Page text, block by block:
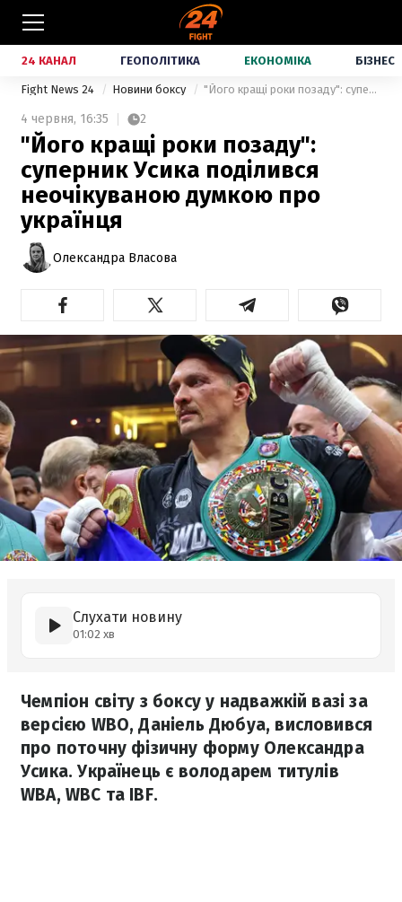
24 КАНАЛ ГЕОПОЛІТИКА ЕКОНОМІКА БІЗНЕС
Fight News 24 Новини боксу "Його кращі роки позаду": суперник Усика поділився неочікуваною думкою про українця
4 червня, 16:35 2
"Його кращі роки позаду":
суперник Усика поділився
неочікуваною думкою про
українця
Олександра Власова
Слухати новину
01:02 хв
Чемпіон світу з боксу у надважкій вазі за
версією WBO, Даніель Дюбуа, висловився
про поточну фізичну форму Олександра
Усика. Українець є володарем титулів
WBA, WBC та IBF.